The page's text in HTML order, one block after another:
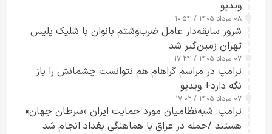
ویدیو
۰۸ مرداد ۱۴۰۵ / ۱۰:۵۴
شرور سابقه‌دار عامل ضرب‌وشتم بانوان با شلیک پلیس
تهران زمین‌گیر شد
۰۷ مرداد ۱۴۰۵ / ۱۷:۲۴
ترامپ در مراسم گراهام هم نتوانست چشمانش را باز
نگه دارد+ ویدیو
۰۷ مرداد ۱۴۰۵ / ۱۷:۰۲
ترامپ: شبه‌نظامیان مورد حمایت ایران «سرطان جهان»
هستند /حمله در عراق با هماهنگی بغداد انجام شد